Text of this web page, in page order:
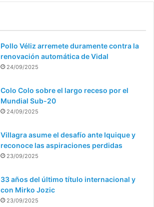
Pollo Véliz arremete duramente contra la
renovación automática de Vidal
24/09/2025
Colo Colo sobre el largo receso por el
Mundial Sub-20
24/09/2025
Villagra asume el desafío ante Iquique y
reconoce las aspiraciones perdidas
23/09/2025
33 años del último título internacional y
con Mirko Jozic
23/09/2025